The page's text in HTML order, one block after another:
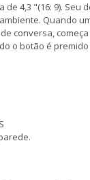
de 4,3 "(16: 9).
Quando
conversa,
o botão é